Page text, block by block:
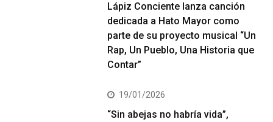
Lápiz Conciente lanza canción
dedicada a Hato Mayor como
parte de su proyecto musical “Un
Rap, Un Pueblo, Una Historia que
Contar”
19/01/2026
“Sin abejas no habría vida”,